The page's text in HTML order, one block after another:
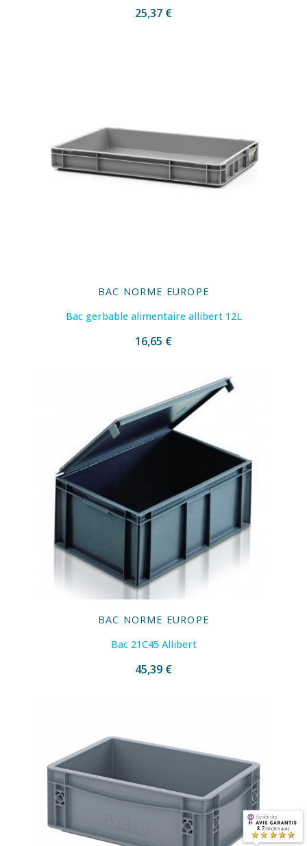
25,37 €
BAC NORME EUROPE
Bac gerbable alimentaire allibert 12L
16,65 €
BAC NORME EUROPE
Bac 21C45 Allibert
45,39 €
8.7/10 (315 avis)
★★★★★